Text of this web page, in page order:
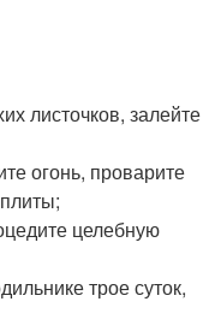
листочков, залейте
огонь, проварите
целебную
трое суток,